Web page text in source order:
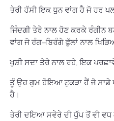
ਤੇਰੀ ਹੱਸੀ ਇਕ ਧੁਨ ਵਾਂਗ ਹੈ ਜੋ ਹਰ
ਜਿੰਦਗੀ ਤੇਰੇ ਨਾਲ ਹੋਣ ਕਰਕੇ ਰੰਗੀਨ
ਵਾਂਗ ਜੋ ਰੰਗ–ਬਿਰੰਗੇ ਫੁੱਲਾਂ ਨਾਲ
ਖੁਸ਼ੀ ਸਦਾ ਤੇਰੇ ਨਾਲ ਰਹੇ, ਇਕ
ਤੂੰ ਉਹ ਗੁਮ ਹੋਇਆ ਟੁਕੜਾ ਹੈਂ ਜੋ ਸਾਡੇ
ਹੈ।
ਤੇਰੀ ਦਇਆ ਸਵੇਰੇ ਦੀ ਧੁੱਪ ਤੋਂ ਵੀ